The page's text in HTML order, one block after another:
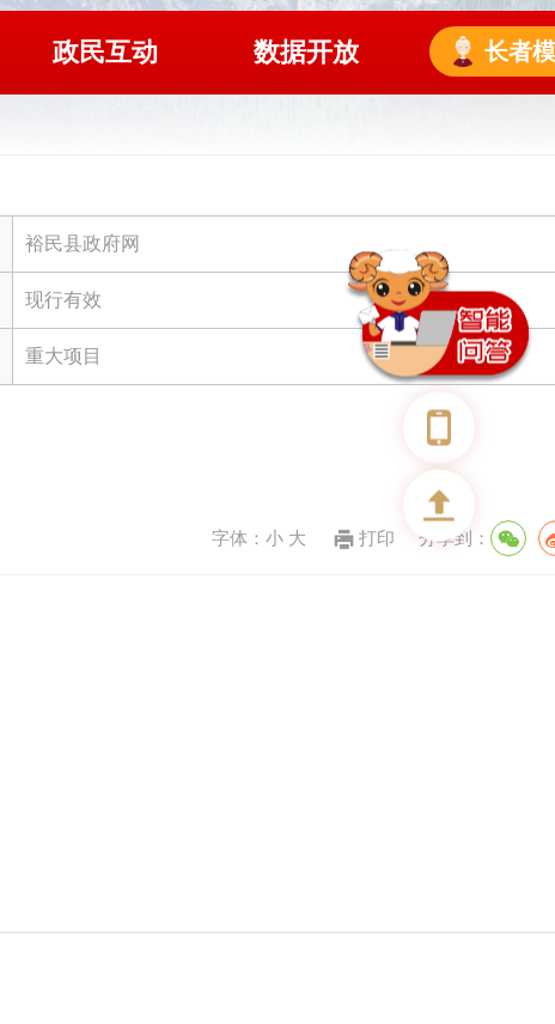
政民互动 数据开放 长者
裕民县政府网
现行有效
重大项目
字体： 小 大 打印 分享到：